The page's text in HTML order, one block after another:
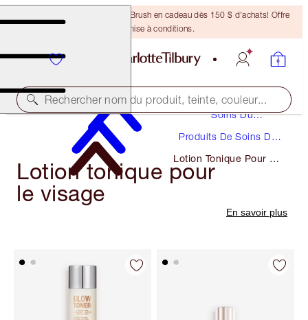
Recevez un pinceau Bronzing Brush en cadeau dès 150 $ d'achats! Offre
soumise à conditions.
Rechercher nom du produit, teinte, couleur...
Soins Du
Produits De Soins Du
Lotion Tonique Pour Le
Visage
Lotion tonique pour
le visage
En savoir plus